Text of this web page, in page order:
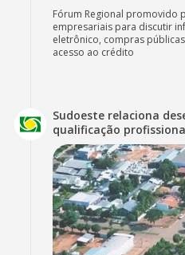
Fórum Regional promovido
empresariais para discutir
eletrônico, compras
acesso ao crédito
Sudoeste relaciona
qualificação